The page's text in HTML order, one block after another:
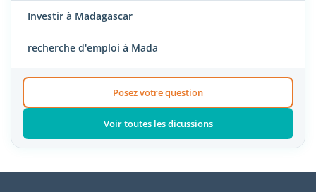
Investir à Madagascar
recherche d'emploi à Mada
Posez votre question
Voir toutes les dicussions